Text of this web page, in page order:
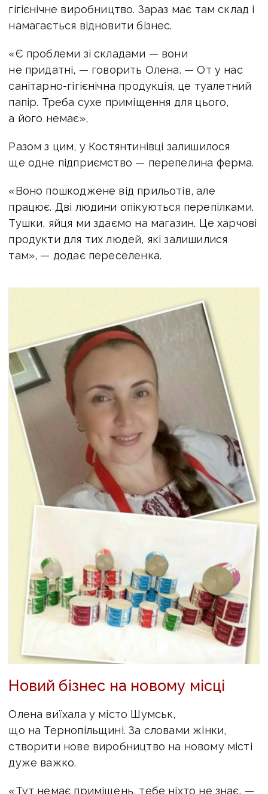
гігієнічне виробництво. Зараз має там склад і
намагається відновити бізнес.
«Є проблеми зі складами — вони
не придатні, — говорить Олена. — От у нас
санітарно-гігієнічна продукція, це туалетний
папір. Треба сухе приміщення для цього,
а його немає»,
Разом з цим, у Костянтинівці залишилося
ще одне підприємство — перепелина ферма.
«Воно пошкоджене від прильотів, але
працює. Дві людини опікуються перепілками.
Тушки, яйця ми здаємо на магазин. Це харчові
продукти для тих людей, які залишилися
там», — додає переселенка.
Новий бізнес на новому місці
Олена виїхала у місто Шумськ,
що на Тернопільщині. За словами жінки,
створити нове виробництво на новому місті
дуже важко.
«Тут немає приміщень, тебе ніхто не знає, —